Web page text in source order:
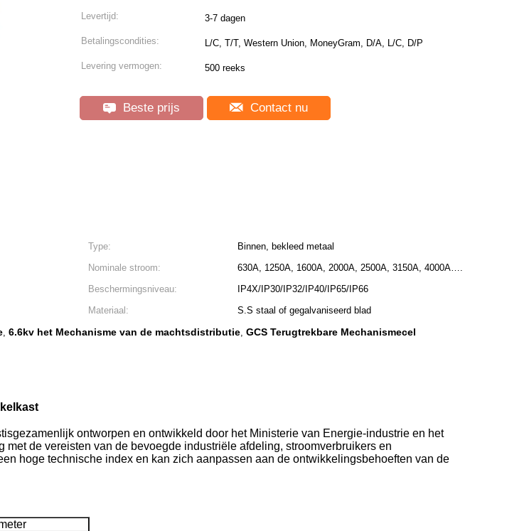
Levertijd: 3-7 dagen
Betalingscondities: L/C, T/T, Western Union, MoneyGram, D/A, L/C, D/P
Levering vermogen: 500 reeks
Beste prijs Contact nu
Type:
Binnen, bekleed metaal
Nominale stroom:
630A, 1250A, 1600A, 2000A, 2500A, 3150A, 4000A….
Beschermingsniveau:
IP4X/IP30/IP32/IP40/IP65/IP66
Materiaal:
S.S staal of gegalvaniseerd blad
, 6.6kv het Mechanisme van de machtsdistributie, GCS Terugtrekbare Mechanismecel
isgezamenlijk ontworpen en ontwikkeld door het Ministerie van Energie-industrie en het
de vereisten van de bevoegde industriële afdeling, stroomverbruikers en
hoge technische index en kan zich aanpassen aan de ontwikkelingsbehoeften van de